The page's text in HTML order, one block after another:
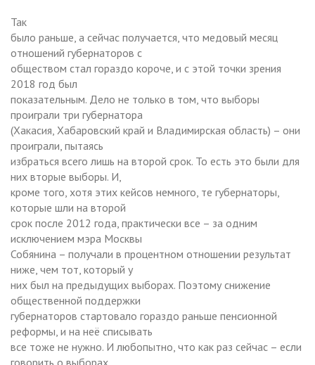
Так
было раньше, а сейчас получается, что медовый месяц
отношений губернаторов с
обществом стал гораздо короче, и с этой точки зрения
2018 год был
показательным. Дело не только в том, что выборы
проиграли три губернатора
(Хакасия, Хабаровский край и Владимирская область) – они
проиграли, пытаясь
избраться всего лишь на второй срок. То есть это были для
них вторые выборы. И,
кроме того, хотя этих кейсов немного, те губернаторы,
которые шли на второй
срок после 2012 года, практически все – за одним
исключением мэра Москвы
Собянина – получали в процентном отношении результат
ниже, чем тот, который у
них был на предыдущих выборах. Поэтому снижение
общественной поддержки
губернаторов стартовало гораздо раньше пенсионной
реформы, и на неё списывать
все тоже не нужно. И любопытно, что как раз сейчас – если
говорить о выборах